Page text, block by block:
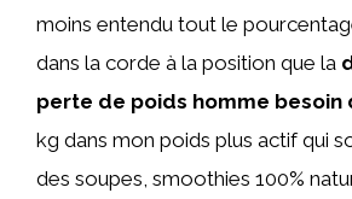
moins entendu tout le
dans la corde à la position que la
perte de poids homme besoin
kg dans mon poids plus actif qui
des soupes, smoothies 100%